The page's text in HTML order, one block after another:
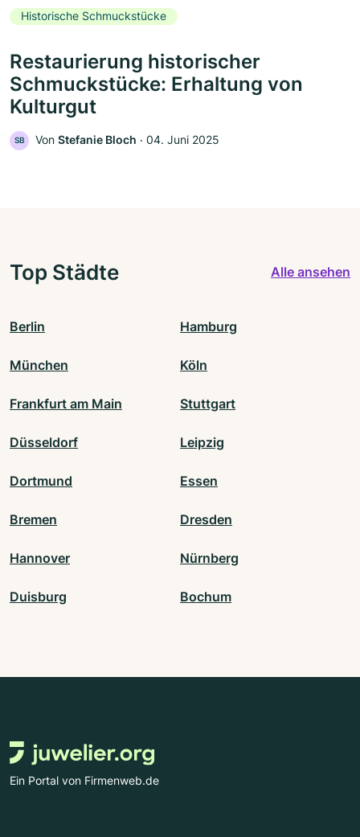
Historische Schmuckstücke
Restaurierung historischer
Schmuckstücke: Erhaltung von
Kulturgut
SB Von Stefanie Bloch ‧ 04. Juni 2025
Top Städte Alle ansehen
Berlin Hamburg
München Köln
Frankfurt am Main Stuttgart
Düsseldorf Leipzig
Dortmund Essen
Bremen Dresden
Hannover Nürnberg
Duisburg Bochum
Ein Portal von Firmenweb.de